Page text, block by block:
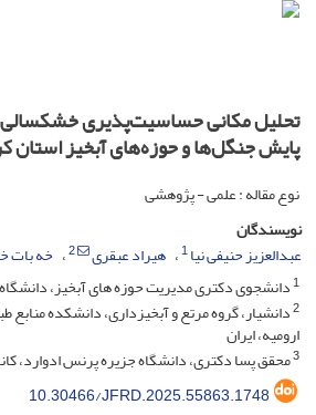
تحلیل مکانی حساسیت‌پذیری خشکسالی
پایش جنگل‌ها و حوزه‌های آبخیز استان
نوع مقاله : علمی - پژوهشی
نویسندگان
عبدالعزیز حنیفی نیا1 هیراد عبقری 2 خه بات
1دانشجوی دکتری مدیریت حوزه های آبخیز، دانشگاه
2دانشیار، گروه مرتع و آبخیزداری، دانشکده منابع
ارومیه، ایران
3محقق پسا دکتری، دانشگاه جزیره پرنس ادوارد،
10.30466/JFRD.2025.55863.1748